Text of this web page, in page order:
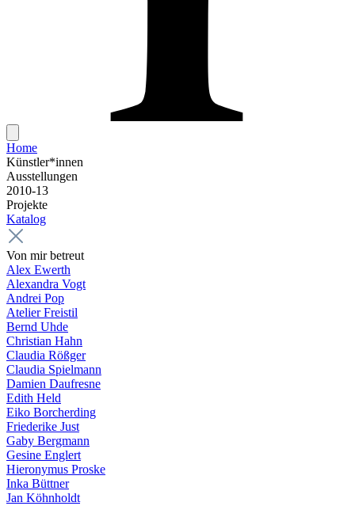
Home
Künstler*innen
Ausstellungen
2010-13
Projekte
Katalog
Von mir betreut
Alex Ewerth
Alexandra Vogt
Andrei Pop
Atelier Freistil
Bernd Uhde
Christian Hahn
Claudia Rößger
Claudia Spielmann
Damien Daufresne
Edith Held
Eiko Borcherding
Friederike Just
Gaby Bergmann
Gesine Englert
Hieronymus Proske
Inka Büttner
Jan Köhnholdt